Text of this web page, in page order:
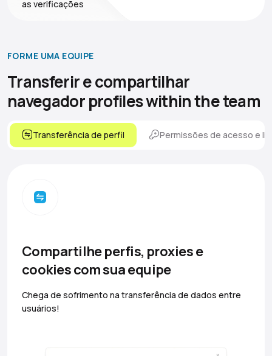
as verificações
FORME UMA EQUIPE
Transferir e compartilhar
navegadorprofiles within the team
Transferência de perfil Permissões de acesso e
Compartilhe perfis, proxies e
cookies com sua equipe
Chega de sofrimento na transferência de dados entre
usuários!